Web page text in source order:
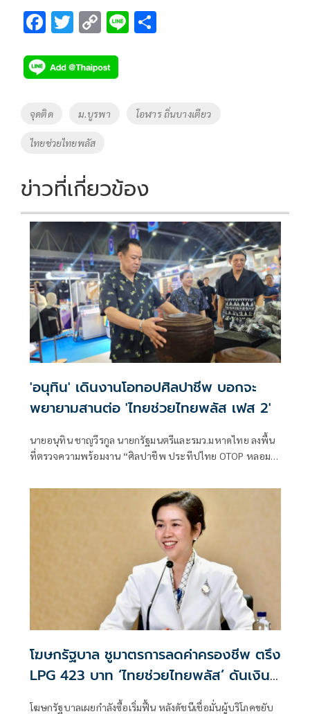
F
e
b
o
o
k
T
tt
er
C
p
y
Li
Li
Tags
จุดติด ม.บูรพา โอฬาร ถิ่นบางเตียว
ไทยช่วยไทยพลัส
ข่าวที่เกี่ยวข้อง
'อนุทิน' เดินงานโอทอปศิลปาชีพ บอกจะ
พยายามสานต่อ 'ไทยช่วยไทยพลัส เฟส 2'
นายอนุทิน ชาญวีรกูล นายกรัฐมนตรีและรมว.มหาดไทย ลงพื้น
ที่ตรวจความพร้อมงาน “ศิลปาชีพ ประทีปไทย OTOP หลอม
สิงหาคม นี้ ณ อาคารชาเลนเจอร์ 1–3 อิมแพ็ค เมืองทองธานี ซึ่ง
นายกรัฐมนตรีจะเดินทางมาเปิดงานอย่างเป็นทางการ ในวัน
โฆษกรัฐบาล ชูมาตรการลดค่าครองชีพ ตรึง
LPG 423 บาท ‘ไทยช่วยไทยพลัส’ ดันเงิน
โฆษกรัฐบาลเผยกำลังซื้อเริ่มฟื้น หลังดัชนีเชื่อมั่นผู้บริโภคขยับ